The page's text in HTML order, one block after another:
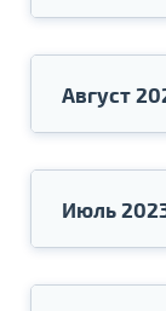
Август
Июль